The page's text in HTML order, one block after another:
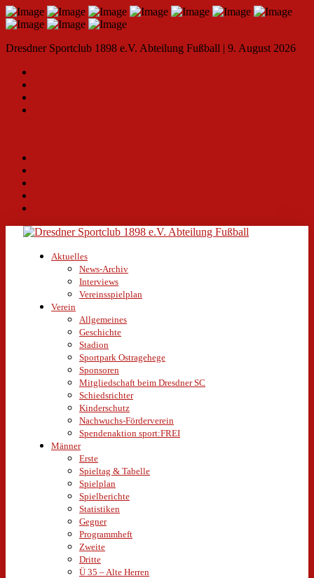
Dresdner Sportclub 1898 e.V. Abteilung Fußball | 9. August 2026
Aktuelles
News-Archiv
Interviews
Vereinsspielplan
Verein
Allgemeines
Geschichte
Stadion
Sportpark Ostragehege
Sponsoren
Mitgliedschaft beim Dresdner SC
Schiedsrichter
Kinderschutz
Nachwuchs-Förderverein
Spendenaktion sport:FREI
Männer
Erste
Spieltag & Tabelle
Spielplan
Spielberichte
Statistiken
Gegner
Programmheft
Zweite
Dritte
Ü 35 – Alte Herren